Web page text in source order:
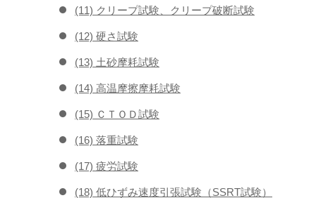
(11) クリープ試験、クリープ破断試験
(12) 硬さ試験
(13) 土砂摩耗試験
(14) 高温摩擦摩耗試験
(15) ＣＴＯＤ試験
(16) 落重試験
(17) 疲労試験
(18) 低ひずみ速度引張試験（SSRT試験）